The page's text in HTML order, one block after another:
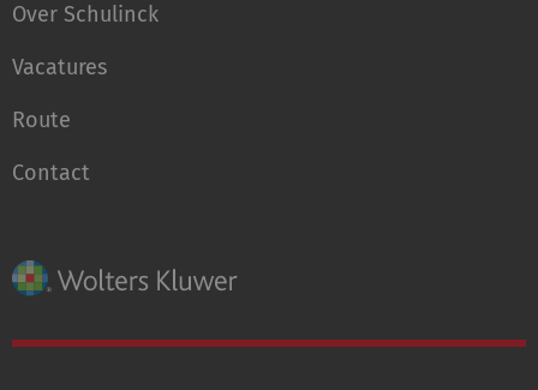
Over Schulinck
Vacatures
Route
Contact